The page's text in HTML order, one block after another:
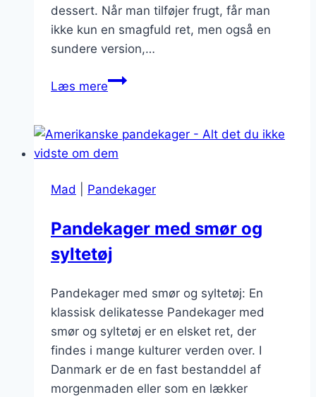
dessert. Når man tilføjer frugt, får man
ikke kun en smagfuld ret, men også en
sundere version,…
Læs mereTykkere
frugt
Mad Pandekager
Pandekager med smør og
syltetøj
Pandekager med smør og syltetøj: En
klassisk delikatesse Pandekager med
smør og syltetøj er en elsket ret, der
findes i mange kulturer verden over. I
Danmark er de en fast bestanddel af
morgenmaden eller som en lækker